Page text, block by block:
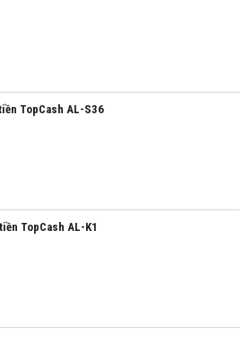
TopCash AL-S36
TopCash AL-K1